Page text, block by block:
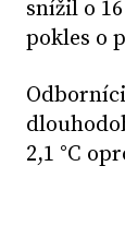
snížil o
pokles o
2,1 °C